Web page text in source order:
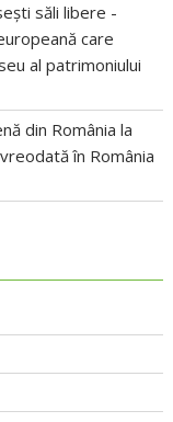
săli libere -
care
al patrimoniului
din România la
în România